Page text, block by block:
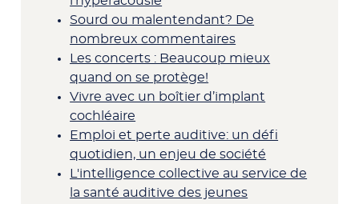
Sourd ou malentendant? De
nombreux commentaires
Les concerts : Beaucoup mieux
quand on se protège!​
Vivre avec un boîtier d’implant
cochléaire
Emploi et perte auditive: un défi
quotidien, un enjeu de société​
L'intelligence collective au service de
la santé auditive des jeunes